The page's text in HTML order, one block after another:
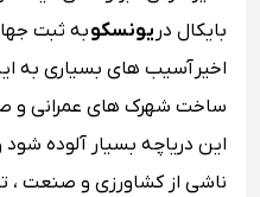
بایکال در یونسکو
اخیر آسیب های بسیاری به
ساخت شهرک های عمرانی و
این دریاچه بسیار آلوده
ناشی از کشاورزی و صنعت ،